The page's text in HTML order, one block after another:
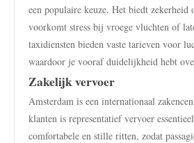
een populaire keuze. Het biedt
voorkomt stress bij vroege vluchten of
taxidiensten bieden vaste tarieven voor
waardoor je vooraf duidelijkheid hebt
Zakelijk vervoer
Amsterdam is een internationaal
klanten is representatief vervoer
comfortabele en stille ritten, zodat